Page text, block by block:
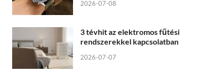
2026-07-08
3 tévhit az elektromos fűtési
rendszerekkel kapcsolatban
2026-07-07